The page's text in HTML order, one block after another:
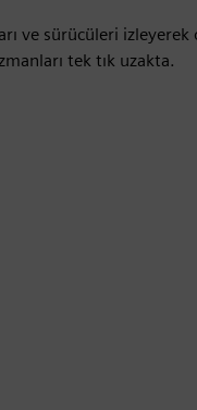
ve sürücüleri izleyerek
tek tık uzakta.